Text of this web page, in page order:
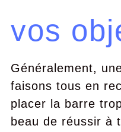
vos
Généralement,
faisons tous en
placer la barre
beau de réussir à